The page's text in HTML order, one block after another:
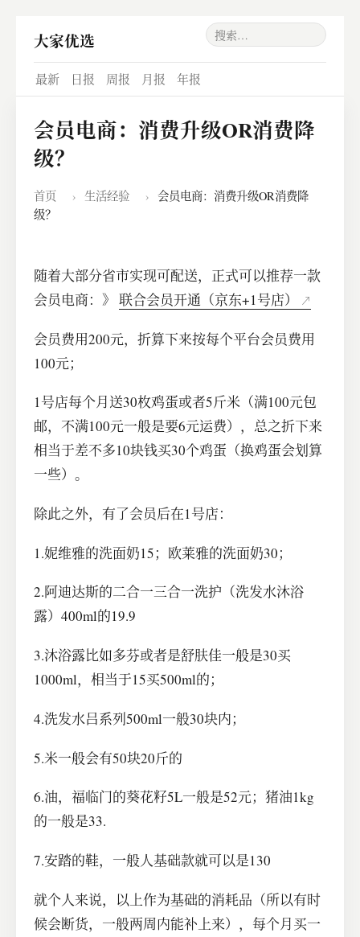
大家优选
最新 日报 周报 月报 年报
会员电商：消费升级OR消费降
级？
首页 › 生活经验 ›
会员电商：消费升级OR消费降
级？
随着大部分省市实现可配送，正式可以推荐一款
会员电商：》联合会员开通（京东+1号店）
会员费用200元，折算下来按每个平台会员费用
100元；
1号店每个月送30枚鸡蛋或者5斤米（满100元包
邮，不满100元一般是要6元运费），总之折下来
相当于差不多10块钱买30个鸡蛋（换鸡蛋会划算
一些）。
除此之外，有了会员后在1号店：
1.妮维雅的洗面奶15；欧莱雅的洗面奶30；
2.阿迪达斯的二合一三合一洗护（洗发水沐浴
露）400ml的19.9
3.沐浴露比如多芬或者是舒肤佳一般是30买
1000ml，相当于15买500ml的；
4.洗发水吕系列500ml一般30块内；
5.米一般会有50块20斤的
6.油，福临门的葵花籽5L一般是52元；猪油1kg
的一般是33.
7.安踏的鞋，一般人基础款就可以是130
就个人来说，以上作为基础的消耗品（所以有时
候会断货，一般两周内能补上来），每个月买一